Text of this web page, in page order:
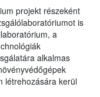
projekt részeként
is
a
alkalmas
létrehozására kerül